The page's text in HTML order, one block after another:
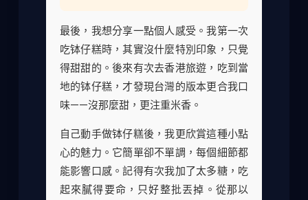
最後，我想分享一點個人感受。我第一次
吃钵仔糕時，其實沒什麼特別印象，只覺
得甜甜的。後來有次去香港旅遊，吃到當
地的钵仔糕，才發現台灣的版本更合我口
味——沒那麼甜，更注重米香。
自己動手做钵仔糕後，我更欣賞這種小點
心的魅力。它簡單卻不單調，每個細節都
能影響口感。記得有次我加了太多糖，吃
起來膩得要命，只好整批丟掉。從那以